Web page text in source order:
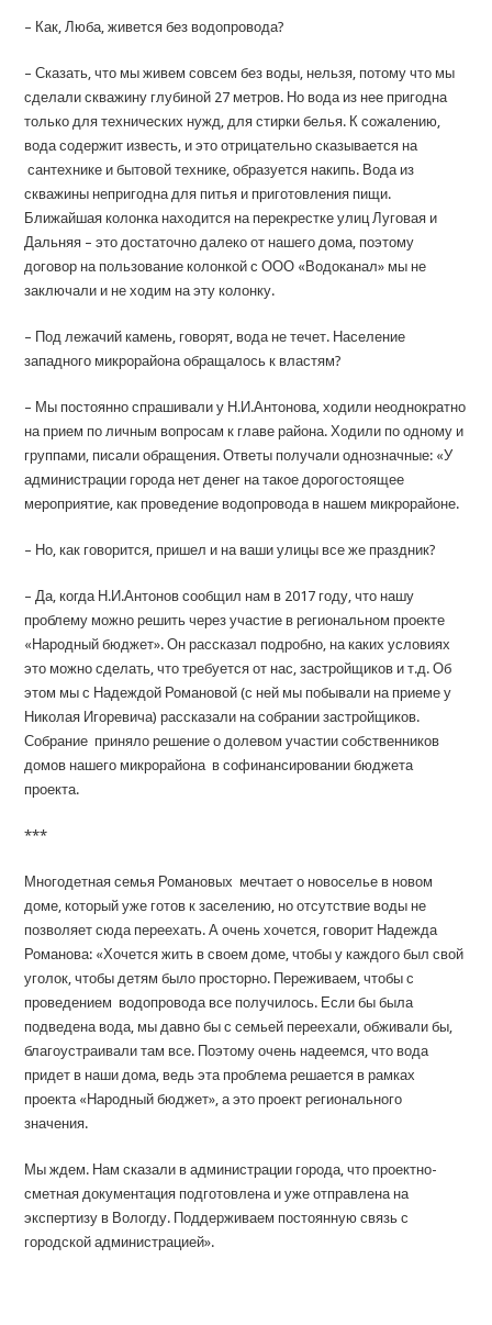
– Как, Люба, живется без водопровода?
– Сказать, что мы живем совсем без воды, нельзя, потому что мы
сделали скважину глубиной 27 метров. Но вода из нее пригодна
только для технических нужд, для стирки белья. К сожалению,
вода содержит известь, и это отрицательно сказывается на
сантехнике и бытовой технике, образуется накипь. Вода из
скважины непригодна для питья и приготовления пищи.
Ближайшая колонка находится на перекрестке улиц Луговая и
Дальняя – это достаточно далеко от нашего дома, поэтому
договор на пользование колонкой с ООО «Водоканал» мы не
заключали и не ходим на эту колонку.
– Под лежачий камень, говорят, вода не течет. Население
западного микрорайона обращалось к властям?
– Мы постоянно спрашивали у Н.И.Антонова, ходили неоднократно
на прием по личным вопросам к главе района. Ходили по одному и
группами, писали обращения. Ответы получали однозначные: «У
администрации города нет денег на такое дорогостоящее
мероприятие, как проведение водопровода в нашем микрорайоне.
– Но, как говорится, пришел и на ваши улицы все же праздник?
– Да, когда Н.И.Антонов сообщил нам в 2017 году, что нашу
проблему можно решить через участие в региональном проекте
«Народный бюджет». Он рассказал подробно, на каких условиях
это можно сделать, что требуется от нас, застройщиков и т.д. Об
этом мы с Надеждой Романовой (с ней мы побывали на приеме у
Николая Игоревича) рассказали на собрании застройщиков.
Собрание приняло решение о долевом участии собственников
домов нашего микрорайона в софинансировании бюджета
проекта.
***
Многодетная семья Романовых мечтает о новоселье в новом
доме, который уже готов к заселению, но отсутствие воды не
позволяет сюда переехать. А очень хочется, говорит Надежда
Романова: «Хочется жить в своем доме, чтобы у каждого был свой
уголок, чтобы детям было просторно. Переживаем, чтобы с
проведением водопровода все получилось. Если бы была
подведена вода, мы давно бы с семьей переехали, обживали бы,
благоустраивали там все. Поэтому очень надеемся, что вода
придет в наши дома, ведь эта проблема решается в рамках
проекта «Народный бюджет», а это проект регионального
значения.
Мы ждем. Нам сказали в администрации города, что проектно-
сметная документация подготовлена и уже отправлена на
экспертизу в Вологду. Поддерживаем постоянную связь с
городской администрацией».